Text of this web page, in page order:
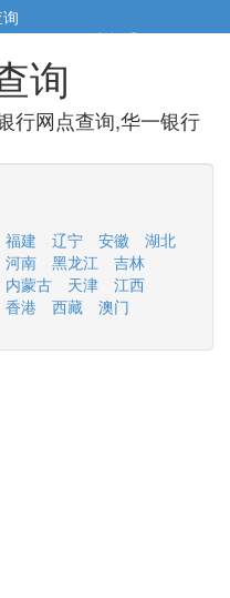
5cm小帮手5cm.cn
询
行网点查询,华一银行
福建 辽宁 安徽
湖北
河南 黑龙江
吉林
内蒙古 天津
江西
香港 西藏 澳门